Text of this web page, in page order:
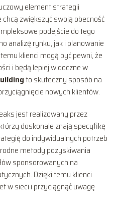
element strategii
zwiększyć swoją obecność
podejście do tego
analizę rynku, jak i planowanie
klienci mogą być pewni, że
i będą lepiej widoczne w
to skuteczny sposób na
nowych klientów.
jest realizowany przez
doskonale znają specyfikę
do indywidualnych potrzeb
metody pozyskiwania
sponsorowanych na
Dzięki temu klienci
w sieci i przyciągnąć uwagę